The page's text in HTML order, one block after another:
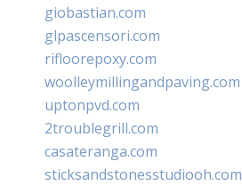
giobastian.com
glpascensori.com
rifloorepoxy.com
woolleymillingandpaving.com
uptonpvd.com
2troublegrill.com
casateranga.com
sticksandstonesstudiooh.com